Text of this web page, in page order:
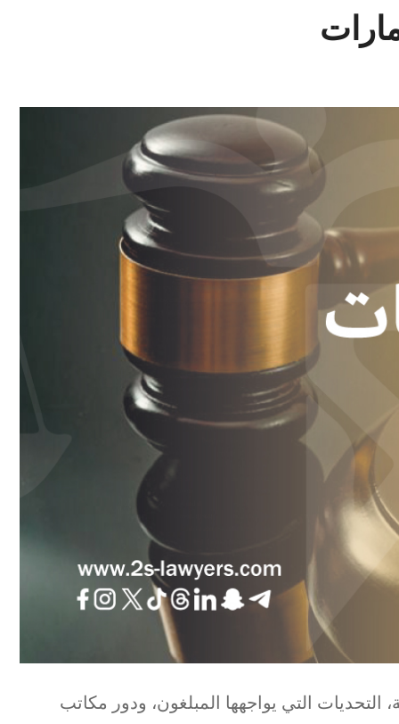
التي يواجهها المبلغون، ودور مكاتب